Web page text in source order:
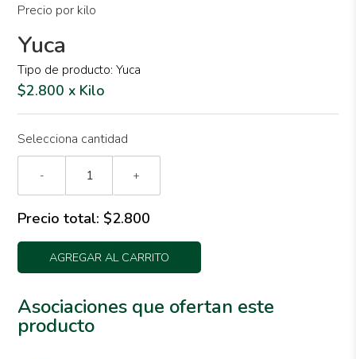
Precio por kilo
Yuca
Tipo de producto: Yuca
$2.800 x Kilo
Selecciona cantidad
- +
Precio total: $2.800
AGREGAR AL CARRITO
Asociaciones que ofertan este
producto